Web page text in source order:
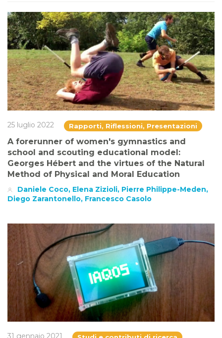
25 luglio 2022 Rapporti, Riflessioni, Presentazioni
A forerunner of women's gymnastics and
school and scouting educational model:
Georges Hébert and the virtues of the Natural
Method of Physical and Moral Education
Daniele Coco, Elena Zizioli, Pierre Philippe-Meden,
Diego Zarantonello, Francesco Casolo
31 gennaio 2021